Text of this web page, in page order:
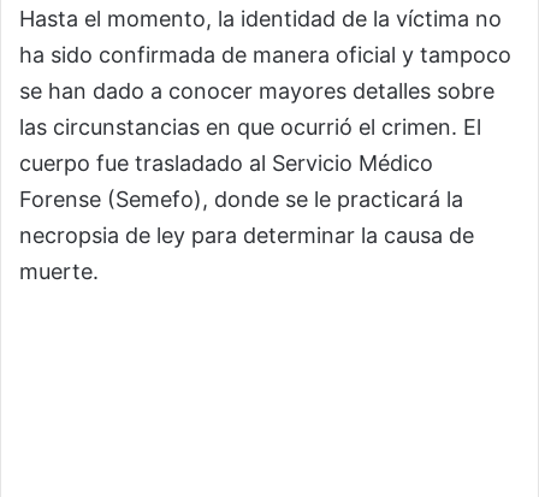
Hasta el momento, la identidad de la víctima no
ha sido confirmada de manera oficial y tampoco
se han dado a conocer mayores detalles sobre
las circunstancias en que ocurrió el crimen. El
cuerpo fue trasladado al Servicio Médico
Forense (Semefo), donde se le practicará la
necropsia de ley para determinar la causa de
muerte.